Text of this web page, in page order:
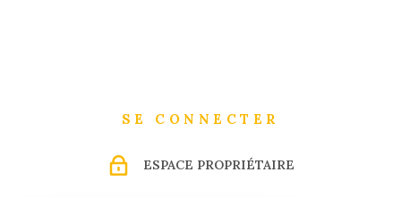
SE CONNECTER
ESPACE PROPRIÉTAIRE